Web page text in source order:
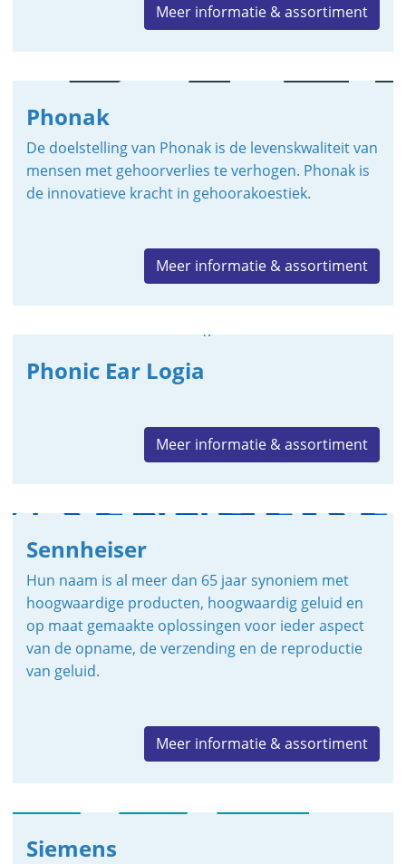
Meer informatie & assortiment
Phonak
De doelstelling van Phonak is de levenskwaliteit van
mensen met gehoorverlies te verhogen. Phonak is
de innovatieve kracht in gehoorakoestiek.
Meer informatie & assortiment
Phonic Ear Logia
Meer informatie & assortiment
Sennheiser
Hun naam is al meer dan 65 jaar synoniem met
hoogwaardige producten, hoogwaardig geluid en
op maat gemaakte oplossingen voor ieder aspect
van de opname, de verzending en de reproductie
van geluid.
Meer informatie & assortiment
Siemens